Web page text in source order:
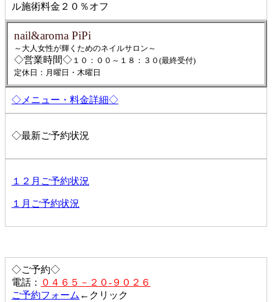
ル施術料金２０％オフ
nail&aroma PiPi
～大人女性が輝くためのネイルサロン～
◇営業時間◇ １０：００～１８：３０(最終受付)
定休日：月曜日・木曜日
◇メニュー・料金詳細◇
◇最新ご予約状況
１２月ご予約状況
１月ご予約状況
◇ご予約◇
電話： ０４６５－２０-９０２６
ご予約フォーム ←クリック